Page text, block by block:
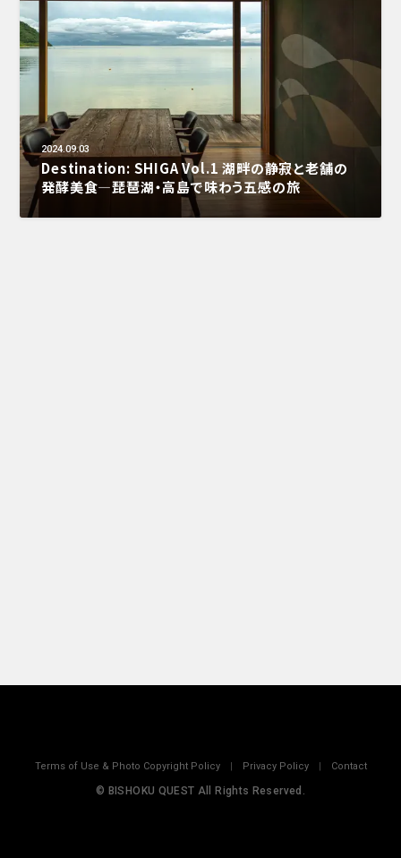
2024.09.03
Destination: SHIGA Vol.1 湖畔の静寂と老舗の
発酵美食—琵琶湖・高島で味わう五感の旅
Terms of Use & Photo Copyright Policy| Privacy Policy| Contact
© BISHOKU QUEST All Rights Reserved.